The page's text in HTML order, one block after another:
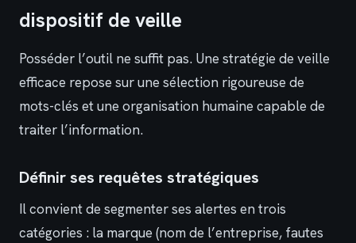
dispositif de veille
Posséder l’outil ne suffit pas. Une stratégie de veille
efficace repose sur une sélection rigoureuse de
mots-clés et une organisation humaine capable de
traiter l’information.
Définir ses requêtes stratégiques
Il convient de segmenter ses alertes en trois
catégories : la marque (nom de l’entreprise, fautes